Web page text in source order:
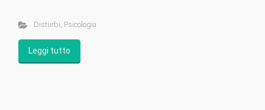
Disturbi, Psicologia
Leggi tutto